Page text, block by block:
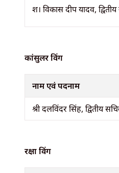
श। विकास दीप यादव,
कांसुलर विंग
नाम एवं पदनाम
श्री दलविंदर सिंह, द्वितीय
रक्षा विंग